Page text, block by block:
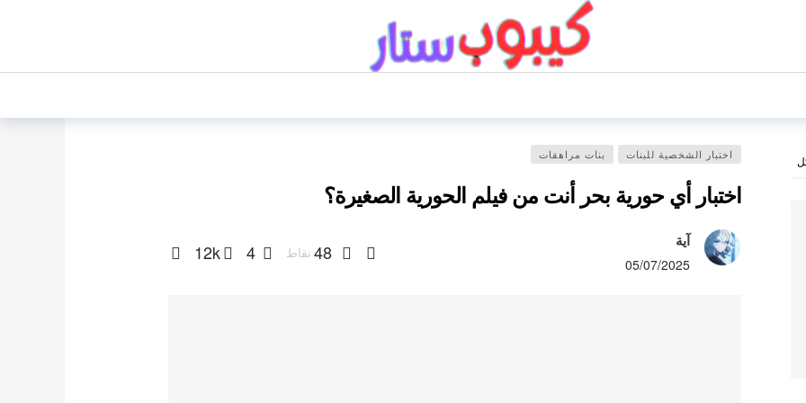
اختبار الشخصية للبنات بنات مراهقات
اختبار أي حورية بحر أنت من فيلم الحورية الصغيرة؟
آية
05/07/2025
48 نقاط 4
12k